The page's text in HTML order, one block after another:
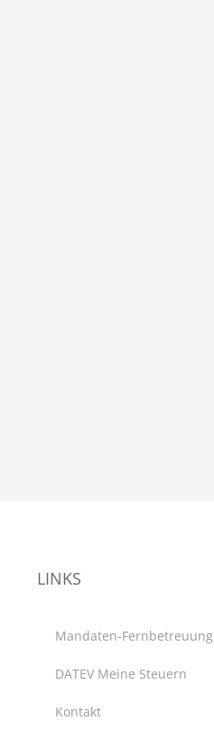
LINKS
Mandaten-Fernbetreuung
DATEV Meine Steuern
Kontakt